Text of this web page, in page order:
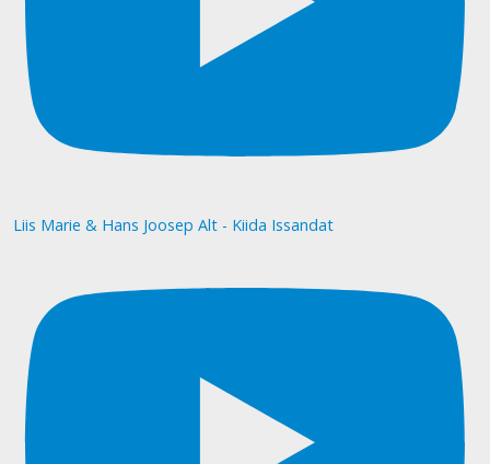
Liis Marie & Hans Joosep Alt - Kiida Issandat